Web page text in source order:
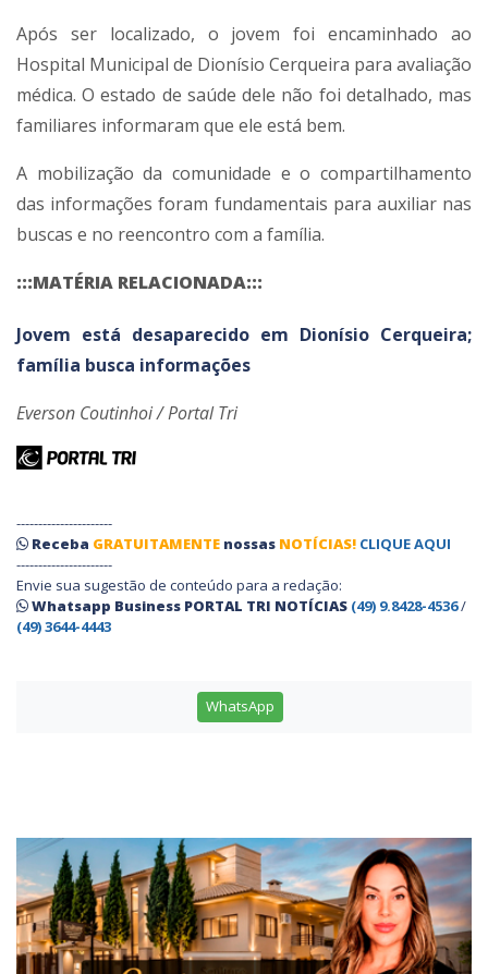
Após ser localizado, o jovem foi encaminhado ao
Hospital Municipal de Dionísio Cerqueira para avaliação
médica. O estado de saúde dele não foi detalhado, mas
familiares informaram que ele está bem.
A mobilização da comunidade e o compartilhamento
das informações foram fundamentais para auxiliar nas
buscas e no reencontro com a família.
:::MATÉRIA RELACIONADA:::
Jovem está desaparecido em Dionísio Cerqueira;
família busca informações
Everson Coutinhoi / Portal Tri
----------------------
Receba GRATUITAMENTE nossas NOTÍCIAS! CLIQUE AQUI
----------------------
Envie sua sugestão de conteúdo para a redação:
Whatsapp Business PORTAL TRI NOTÍCIAS (49) 9.8428-4536/
(49) 3644-4443
WhatsApp